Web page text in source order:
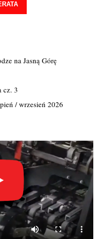
na Jasną Górę
cz. 3
/ wrzesień 2026